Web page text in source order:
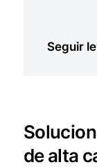
Seguir
de alta